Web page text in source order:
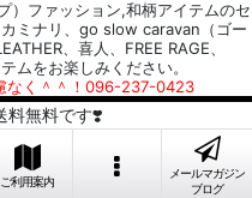
）ファッション,和柄アイテムのセ
ミナリ、go slow caravan（ゴー
、喜人、FREE RAGE、
ムをお楽しみください。
なく＾＾！096-237-0423
料無料です❣️
ご利用案内
メールマガジン
ブログ